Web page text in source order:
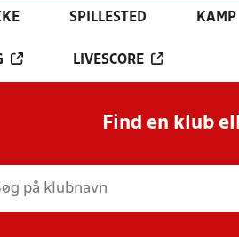
SPILLESTED KAMP
LIVESCORE
Find en klub